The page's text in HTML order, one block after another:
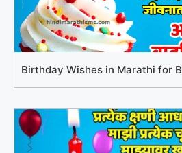
Birthday Wishes in Marathi for